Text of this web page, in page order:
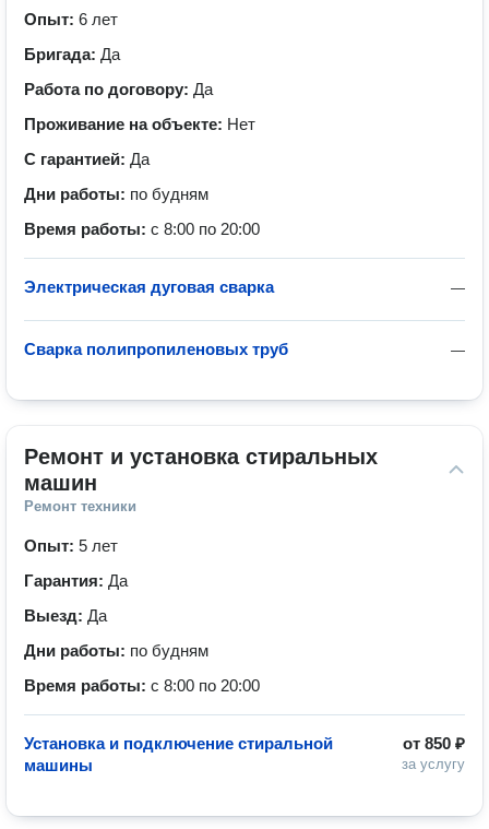
Опыт: 6 лет
Бригада: Да
Работа по договору: Да
Проживание на объекте: Нет
С гарантией: Да
Дни работы: по будням
Время работы: с 8:00 по 20:00
—
Электрическая дуговая сварка
—
Сварка полипропиленовых труб
Ремонт и установка стиральных
машин
Ремонт техники
Опыт: 5 лет
Гарантия: Да
Выезд: Да
Дни работы: по будням
Время работы: с 8:00 по 20:00
от 850 ₽
за услугу
Установка и подключение стиральной
машины